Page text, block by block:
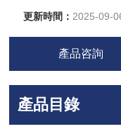
更新時間： 2025-09-
產品咨詢
產品目錄